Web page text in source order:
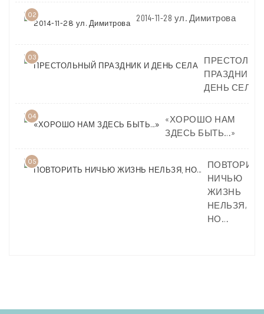
02 2014-11-28 ул. Димитрова
03
ПРАЗДНИК И
ДЕНЬ СЕЛА
04
«ХОРОШО НАМ
ЗДЕСЬ БЫТЬ…»
05
ПОВТОРИТЬ
НИЧЬЮ
ЖИЗНЬ
НЕЛЬЗЯ,
НО…